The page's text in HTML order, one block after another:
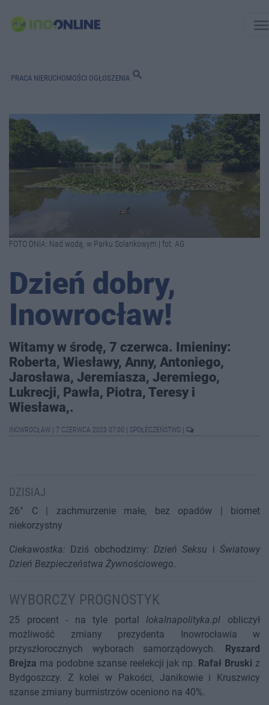
PRACA NIERUCHOMOŚCI OGŁOSZENIA search
FOTO DNIA: Nad wodą, w Parku Solankowym | fot. AG
Dzień dobry,
Inowrocław!
Witamy w środę, 7 czerwca. Imieniny:
Roberta, Wiesławy, Anny, Antoniego,
Jarosława, Jeremiasza, Jeremiego,
Lukrecji, Pawła, Piotra, Teresy i
Wiesława,.
INOWROCŁAW 7 CZERWCA 2023 07:00 SPOŁECZEŃSTWO
DZISIAJ
26° C | zachmurzenie małe, bez opadów | biomet
niekorzystny
Ciekawostka: Dziś obchodzimy: Dzień Seksu iŚwiatowy
Dzień Bezpieczeństwa Żywnościowego.
WYBORCZY PROGNOSTYK
25 procent - na tyle portallokalnapolityka.pl obliczył
możliwość zmiany prezydenta Inowrocławia w
przyszłorocznych wyborach samorządowych.
Ryszard
Brejza ma podobne szanse reelekcji jak np. Rafał Bruski z
Bydgoszczy. Z kolei w Pakości, Janikowie i Kruszwicy
szanse zmiany burmistrzów oceniono na 40%.